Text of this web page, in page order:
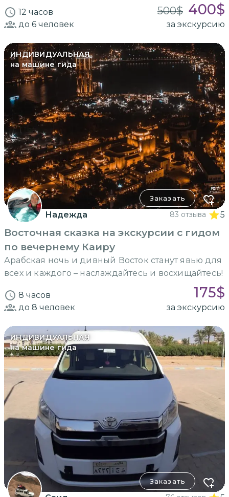
12 часов 500$ 400$
до 6 человек за экскурсию
ИНДИВИДУАЛЬНАЯ
на машине гида
Заказать
Надежда 83 отзыва 5
Восточная сказка на экскурсии с гидом
по вечернему Каиру
Арабская ночь и дивный Восток станут явью для
всех и каждого – наслаждайтесь и восхищайтесь!
8 часов 175$
до 8 человек за экскурсию
ИНДИВИДУАЛЬНАЯ
на машине гида
Заказать